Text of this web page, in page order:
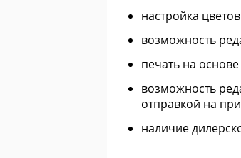
настройка
возможность
печать на
возможность
отправкой на
наличие